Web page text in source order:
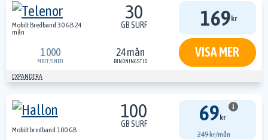
Mobilt Bredband 30 GB 24
mån
30
GB SURF 169 kr
1 000
MBIT/SNER
24 mån
BINDNINGSTID
VISA MER
EXPANDERA
Mobilt bredband 100 GB
100
GB SURF 69 kr
i
249 kr/mån